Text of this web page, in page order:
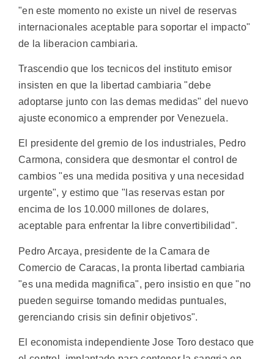
"en este momento no existe un nivel de reservas
internacionales aceptable para soportar el impacto"
de la liberacion cambiaria.
Trascendio que los tecnicos del instituto emisor
insisten en que la libertad cambiaria "debe
adoptarse junto con las demas medidas" del nuevo
ajuste economico a emprender por Venezuela.
El presidente del gremio de los industriales, Pedro
Carmona, considera que desmontar el control de
cambios "es una medida positiva y una necesidad
urgente", y estimo que "las reservas estan por
encima de los 10.000 millones de dolares,
aceptable para enfrentar la libre convertibilidad".
Pedro Arcaya, presidente de la Camara de
Comercio de Caracas, la pronta libertad cambiaria
"es una medida magnifica", pero insistio en que "no
pueden seguirse tomando medidas puntuales,
gerenciando crisis sin definir objetivos".
El economista independiente Jose Toro destaco que